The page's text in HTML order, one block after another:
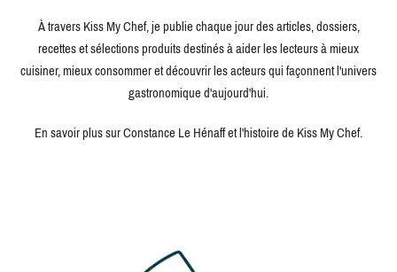
À travers Kiss My Chef, je publie chaque jour des articles, dossiers,
recettes et sélections produits destinés à aider les lecteurs à mieux
cuisiner, mieux consommer et découvrir les acteurs qui façonnent l'univers
gastronomique d'aujourd'hui.
En savoir plus sur Constance Le Hénaff et l'histoire de Kiss My Chef.